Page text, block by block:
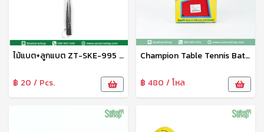
ไม้แบต+ลูกแบต ZT-SKE-995 Zonetoy
฿ 20 / Pcs.
Champion Table Tennis Bat ไม้ปิงปองเดี่ยว ไม้ปิงปองแชมเปี้ยน ไม้ปิงปอง 2ด้าน หน้าแดง-ดำ
฿ 480 / โหล